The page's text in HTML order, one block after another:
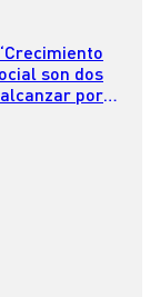
son dos
por